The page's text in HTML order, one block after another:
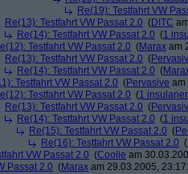
Re(19): Testfahrt VW
Re(13): Testfahrt VW Passat 2.0 (DITC
Re(14): Testfahrt VW Passat 2.0 (1
Testfahrt VW Passat 2.0 (Marax am
Re(13): Testfahrt VW Passat 2.0 (
Re(14): Testfahrt VW Passat 2.0 (
Testfahrt VW Passat 2.0 (Pervasive am
Testfahrt VW Passat 2.0 (1 insulaner
Re(13): Testfahrt VW Passat 2.0 (
Re(14): Testfahrt VW Passat 2.0 (1
Re(15): Testfahrt VW Passat 2.0 (
Re(16): Testfahrt VW Passat 2.0 (
VW Passat 2.0 (Coolie am
Passat 2.0 (Marax am 29.03.2005,